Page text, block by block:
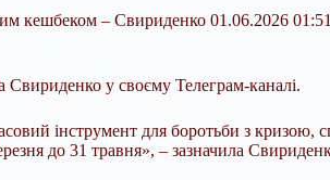
кешбеком – Свириденко 01.06.2026
у своєму Телеграм-каналі.
інструмент для боротьби з кризою,
до 31 травня», – зазначила